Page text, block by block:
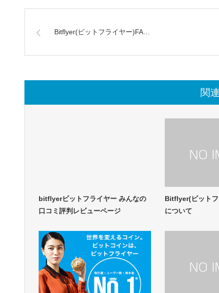
Bitflyer(ビットフライヤー)FA…
関
bitflyerビットフライヤー みんなの
口コミ評判レビューページ
Bitflyer(ビット
について